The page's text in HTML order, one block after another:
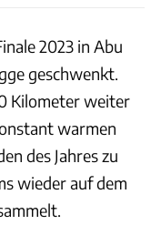
2023 in Abu
geschwenkt.
Kilometer weiter
warmen
des Jahres zu
wieder auf dem